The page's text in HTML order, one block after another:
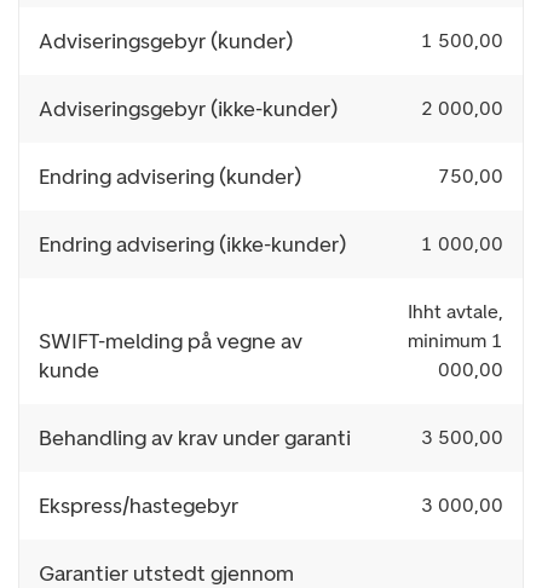
Adviseringsgebyr (kunder) 1 500,00
Adviseringsgebyr (ikke-kunder) 2 000,00
Endring advisering (kunder) 750,00
Endring advisering (ikke-kunder) 1 000,00
SWIFT-melding på vegne av
kunde
Ihht avtale,
minimum 1
000,00
Behandling av krav under garanti 3 500,00
Ekspress/hastegebyr 3 000,00
Garantier utstedt gjennom